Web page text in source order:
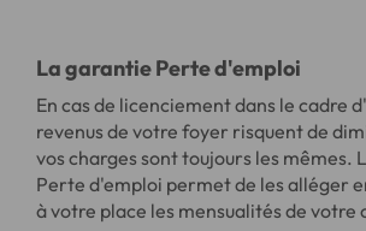
La garantie Perte d'emploi
En cas de licenciement dans le cadre
revenus de votre foyer risquent de
vos charges sont toujours les mêmes.
Perte d'emploi permet de les alléger
à votre place les mensualités de votre